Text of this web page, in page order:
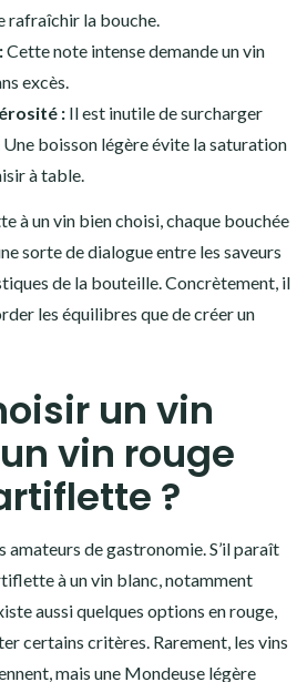
rafraîchir la bouche.
Cette note intense demande un vin
excès.
: Il est inutile de surcharger
Une boisson légère évite la saturation
à table.
à un vin bien choisi, chaque bouchée
sorte de dialogue entre les saveurs
de la bouteille. Concrètement, il
les équilibres que de créer un
un vin
vin rouge
?
amateurs de gastronomie. S’il paraît
à un vin blanc, notamment
aussi quelques options en rouge,
certains critères. Rarement, les vins
mais une Mondeuse légère